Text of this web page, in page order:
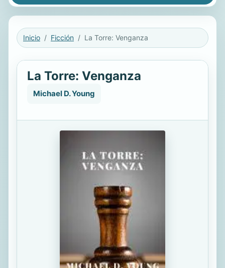
Inicio Ficción La Torre: Venganza
La Torre: Venganza
Michael D. Young